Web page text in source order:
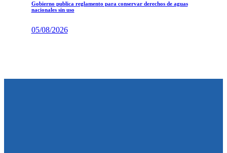
Gobierno publica reglamento para conservar derechos de aguas
nacionales sin uso
05/08/2026